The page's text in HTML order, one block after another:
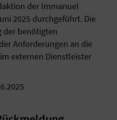
der Immanuel
2025 durchgeführt. Die
der benötigten
Anforderungen an die
externen Dienstleister